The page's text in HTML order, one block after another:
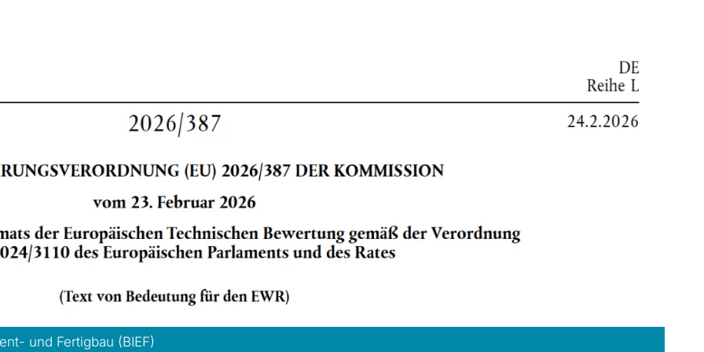
und Fertigbau (BIEF)